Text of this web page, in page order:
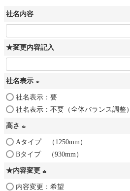
社名内容
★変更内容記入
社名表示
(
必
社名表示：要
社名表示：不要（全体バランス調整）
高さ
(
必
須
Aタイプ （1250mm）
Bタイプ （930mm）
★内容変更
(
内容変更：希望